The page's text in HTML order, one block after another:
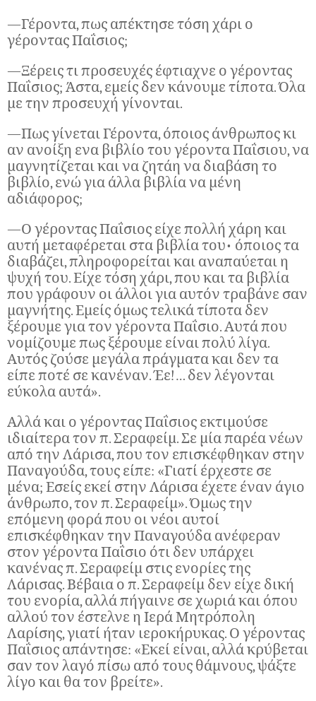
—Γέροντα, πως απέκτησε τόση χάρι ο
γέροντας Παΐσιος;
—Ξέρεις τι προσευχές έφτιαχνε ο γέροντας
Παΐσιος; Άστα, εμείς δεν κάνουμε τίποτα. Όλα
με την προσευχή γίνονται.
—Πως γίνεται Γέροντα, όποιος άνθρωπος κι
αν ανοίξη ενα βιβλίο του γέροντα Παΐσιου, να
μαγνητίζεται και να ζητάη να διαβάση το
βιβλίο, ενώ για άλλα βιβλία να μένη
αδιάφορος;
—Ο γέροντας Παΐσιος είχε πολλή χάρη και
αυτή μεταφέρεται στα βιβλία του• όποιος τα
διαβάζει, πληροφορείται και αναπαύεται η
ψυχή του. Είχε τόση χάρι, που και τα βιβλία
που γράφουν οι άλλοι για αυτόν τραβάνε σαν
μαγνήτης. Εμείς όμως τελικά τίποτα δεν
ξέρουμε για τον γέροντα Παΐσιο. Αυτά που
νομίζουμε πως ξέρουμε είναι πολύ λίγα.
Αυτός ζούσε μεγάλα πράγματα και δεν τα
είπε ποτέ σε κανέναν. Έε!… δεν λέγονται
εύκολα αυτά».
Αλλά και ο γέροντας Παΐσιος εκτιμούσε
ιδιαίτερα τον π. Σεραφείμ. Σε μία παρέα νέων
από την Λάρισα, που τον επισκέφθηκαν στην
Παναγούδα, τους είπε: «Γιατί έρχεστε σε
μένα; Εσείς εκεί στην Λάρισα έχετε έναν άγιο
άνθρωπο, τον π. Σεραφείμ». Όμως την
επόμενη φορά που οι νέοι αυτοί
επισκέφθηκαν την Παναγούδα ανέφεραν
στον γέροντα Παΐσιο ότι δεν υπάρχει
κανένας π. Σεραφείμ στις ενορίες της
Λάρισας. Βέβαια ο π. Σεραφείμ δεν είχε δική
του ενορία, αλλά πήγαινε σε χωριά και όπου
αλλού τον έστελνε η Ιερά Μητρόπολη
Λαρίσης, γιατί ήταν ιεροκήρυκας. Ο γέροντας
Παΐσιος απάντησε: «Εκεί είναι, αλλά κρύβεται
σαν τον λαγό πίσω από τους θάμνους, ψάξτε
λίγο και θα τον βρείτε».